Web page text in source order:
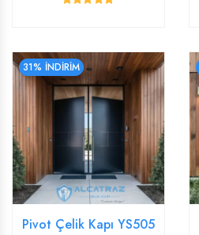
31% İNDİRİM
Pivot Çelik Kapı YS505